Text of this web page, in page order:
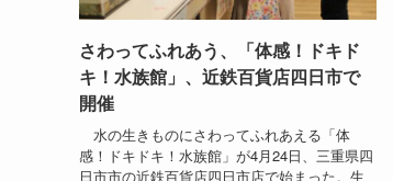
さわってふれあう、「体感！ドキド
キ！水族館」、近鉄百貨店四日市で
開催
水の生きものにさわってふれあえる「体
感！ドキドキ！水族館」が4月24日、三重県四
日市市の近鉄百貨店四日市店で始まった。生